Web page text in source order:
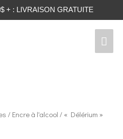
+ : LIVRAISON GRATUITE
/ Encre à l'alcool / « Délérium »